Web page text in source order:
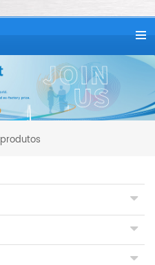
produtos